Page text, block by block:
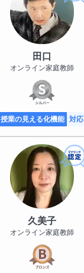
田口
オンライン家庭教師
授業の見える化機能 対応
久美子
オンライン家庭教師